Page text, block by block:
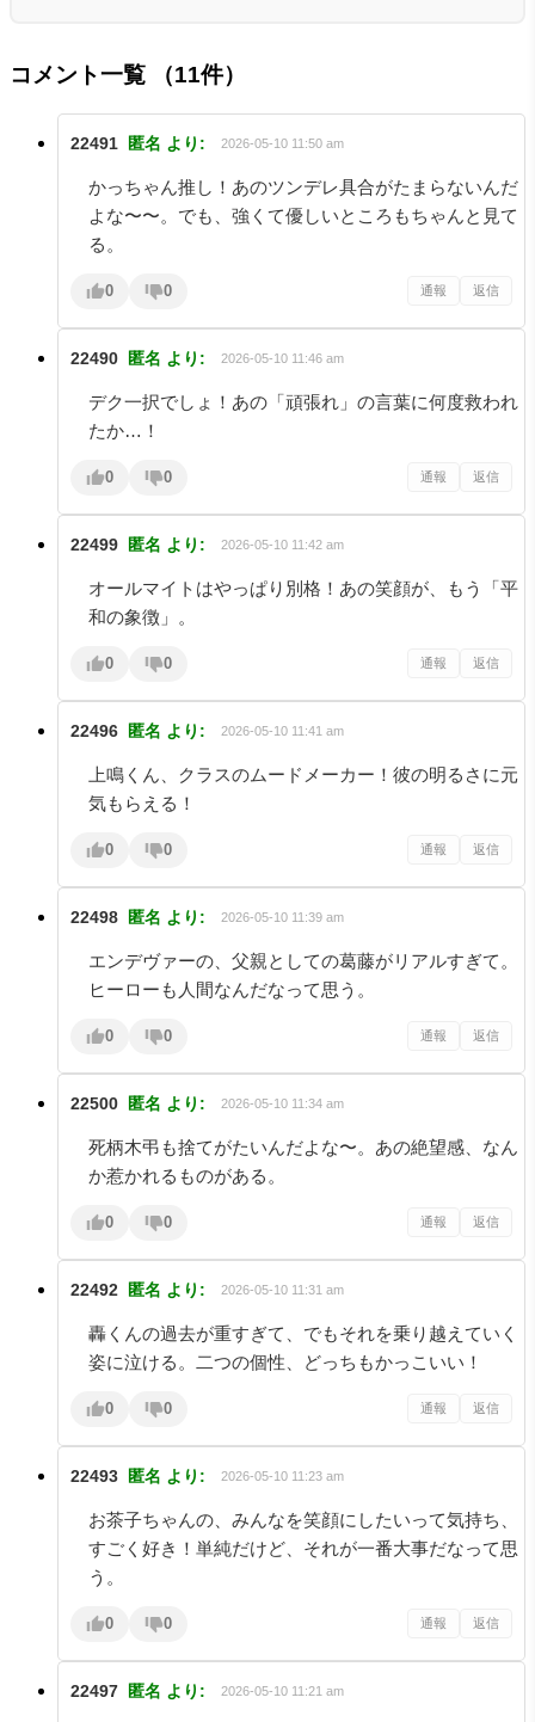
コメント一覧 （11件）
22491 匿名 より: 2026-05-10 11:50 am
かっちゃん推し！あのツンデレ具合がたまらないんだ
よな〜〜。でも、強くて優しいところもちゃんと見て
る。
0 0 通報 返信
22490 匿名 より: 2026-05-10 11:46 am
デク一択でしょ！あの「頑張れ」の言葉に何度救われ
たか…！
0 0 通報 返信
22499 匿名 より: 2026-05-10 11:42 am
オールマイトはやっぱり別格！あの笑顔が、もう「平
和の象徴」。
0 0 通報 返信
22496 匿名 より: 2026-05-10 11:41 am
上鳴くん、クラスのムードメーカー！彼の明るさに元
気もらえる！
0 0 通報 返信
22498 匿名 より: 2026-05-10 11:39 am
エンデヴァーの、父親としての葛藤がリアルすぎて。
ヒーローも人間なんだなって思う。
0 0 通報 返信
22500 匿名 より: 2026-05-10 11:34 am
死柄木弔も捨てがたいんだよな〜。あの絶望感、なん
か惹かれるものがある。
0 0 通報 返信
22492 匿名 より: 2026-05-10 11:31 am
轟くんの過去が重すぎて、でもそれを乗り越えていく
姿に泣ける。二つの個性、どっちもかっこいい！
0 0 通報 返信
22493 匿名 より: 2026-05-10 11:23 am
お茶子ちゃんの、みんなを笑顔にしたいって気持ち、
すごく好き！単純だけど、それが一番大事だなって思
う。
0 0 通報 返信
22497 匿名 より: 2026-05-10 11:21 am